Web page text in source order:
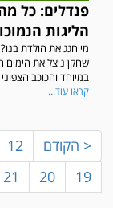
פנדלים: כל
הליגות
מי חגג את הולדת
שחקן ניצל את הימים
במיוחד והכוכב
קראו עוד...
< הקודם 12
19
20
21
במשחק אימון שהתקיים